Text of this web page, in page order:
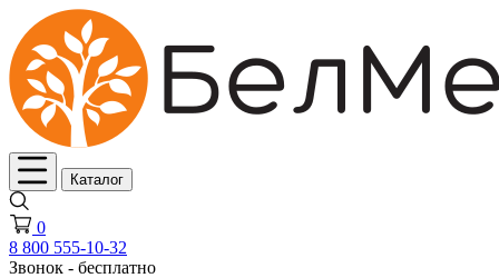
Каталог
0
8 800 555-10-32
Звонок - бесплатно